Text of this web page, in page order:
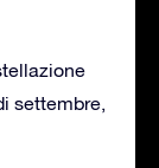
settembre,